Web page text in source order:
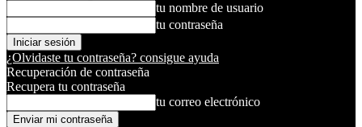
tu nombre de usuario
tu contraseña
¿Olvidaste tu contraseña? consigue ayuda
Recuperación de contraseña
Recupera tu contraseña
tu correo electrónico